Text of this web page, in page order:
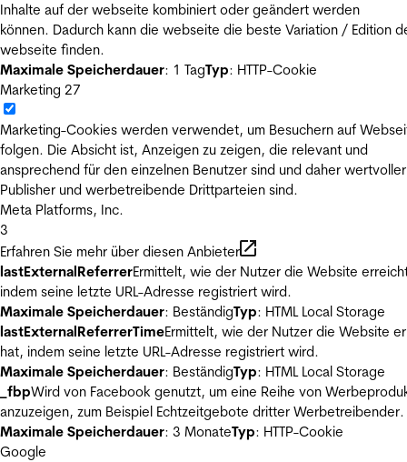
Inhalte auf der webseite kombiniert oder geändert werden
können. Dadurch kann die webseite die beste Variation / Edition
webseite finden.
Maximale Speicherdauer: 1 TagTyp: HTTP-Cookie
Marketing 27
Marketing-Cookies werden verwendet, um Besuchern auf
folgen. Die Absicht ist, Anzeigen zu zeigen, die relevant und
ansprechend für den einzelnen Benutzer sind und daher
Publisher und werbetreibende Drittparteien sind.
Meta Platforms, Inc.
3
Erfahren Sie mehr über diesen Anbieter
lastExternalReferrerErmittelt, wie der Nutzer die Website
indem seine letzte URL-Adresse registriert wird.
Maximale Speicherdauer: BeständigTyp: HTML Local Storage
lastExternalReferrerTimeErmittelt, wie der Nutzer die Website
hat, indem seine letzte URL-Adresse registriert wird.
Maximale Speicherdauer: BeständigTyp: HTML Local Storage
_fbpWird von Facebook genutzt, um eine Reihe von
anzuzeigen, zum Beispiel Echtzeitgebote dritter Werbetreibender.
Maximale Speicherdauer: 3 MonateTyp: HTTP-Cookie
Google